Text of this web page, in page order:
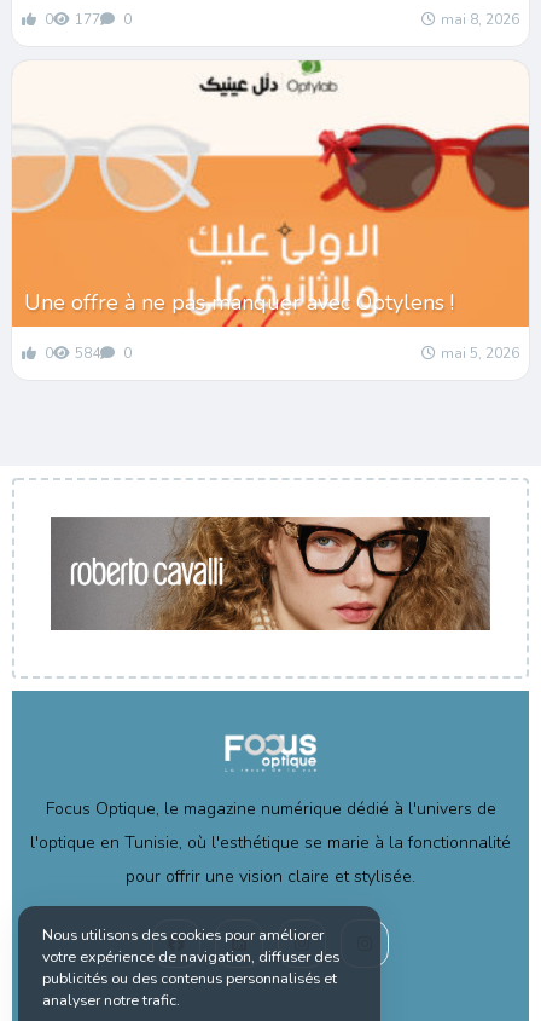
0 177 0 mai 8, 2026
Une offre à ne pas manquer avec Optylens !
0 584 0 mai 5, 2026
Focus Optique, le magazine numérique dédié à l'univers de
l'optique en Tunisie, où l'esthétique se marie à la fonctionnalité
pour offrir une vision claire et stylisée.
Nous utilisons des cookies pour améliorer
votre expérience de navigation, diffuser des
publicités ou des contenus personnalisés et
analyser notre trafic.